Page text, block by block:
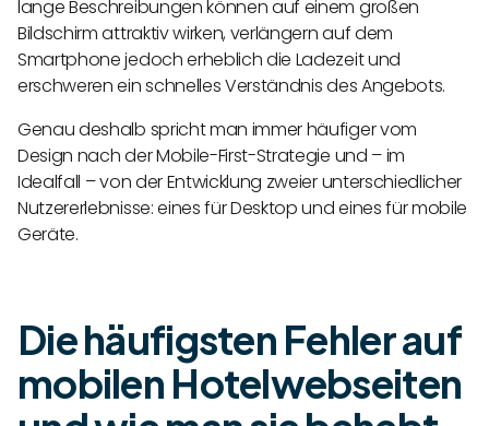
lange Beschreibungen können auf einem großen
Bildschirm attraktiv wirken, verlängern auf dem
Smartphone jedoch erheblich die Ladezeit und
erschweren ein schnelles Verständnis des Angebots.
Genau deshalb spricht man immer häufiger vom
Design nach der Mobile-First-Strategie und – im
Idealfall – von der Entwicklung zweier unterschiedlicher
Nutzererlebnisse: eines für Desktop und eines für mobile
Geräte.
Die häufigsten Fehler auf
mobilen Hotelwebseiten